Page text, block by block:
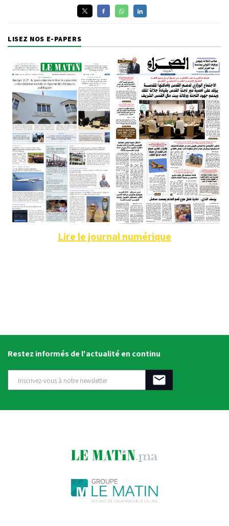
LISEZ NOS E-PAPERS
Lire le journal numérique
Restez informés de l'actualité en continu